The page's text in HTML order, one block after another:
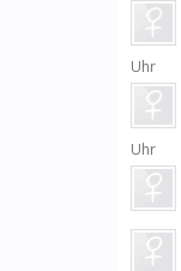
Uhr
Uhr